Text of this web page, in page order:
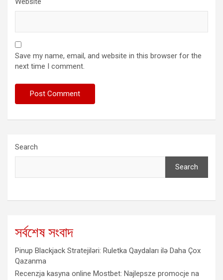
Save my name, email, and website in this browser for the
next time I comment.
Search
Search
সর্বশেষ সংবাদ
Pinup Blackjack Stratejiləri: Ruletka Qaydaları ilə Daha Çox
Qazanma
Recenzja kasyna online Mostbet: Najlepsze promocje na